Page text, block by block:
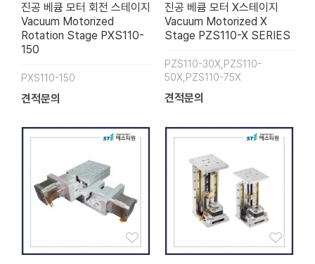
진공 베큠 모터 회전 스테이지
Vacuum Motorized
Rotation Stage PXS110-
150
PXS110-150
견적문의
진공 베큠 모터 X스테이지
Vacuum Motorized X
Stage PZS110-X SERIES
PZS110-30X,PZS110-
50X,PZS110-75X
견적문의